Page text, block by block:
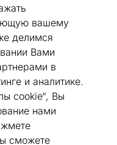
вашему
делимся
Вами
в
и аналитике.
cookie“, Вы
нами
сможете